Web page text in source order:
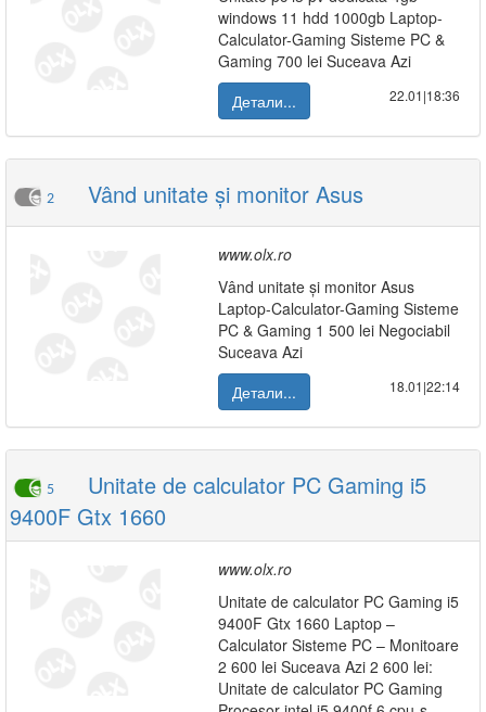
windows 11 hdd 1000gb Laptop-
Calculator-Gaming Sisteme PC &
Gaming 700 lei Suceava Azi
Детали...
22.01|18:36
2 Vând unitate și monitor Asus
www.olx.ro
Vând unitate și monitor Asus
Laptop-Calculator-Gaming Sisteme
PC & Gaming 1 500 lei Negociabil
Suceava Azi
Детали...
18.01|22:14
5
Unitate de calculator PC Gaming i5
9400F Gtx 1660
www.olx.ro
Unitate de calculator PC Gaming i5
9400F Gtx 1660 Laptop –
Calculator Sisteme PC – Monitoare
2 600 lei Suceava Azi 2 600 lei:
Unitate de calculator PC Gaming